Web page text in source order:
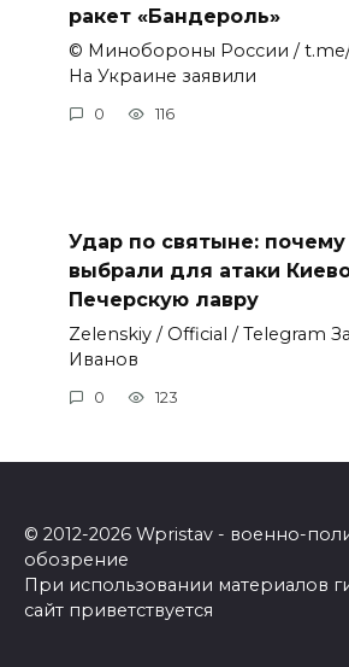
ракет «Бандероль»
© Минобороны России / t.me/
На Украине заявили
0 116
Удар по святыне:
выбрали для атаки
Печерскую лавру
Zеlеnskiу / Оfficiаl / Telegram
Иванов
0 123
© 2012-2026 Wpristav - военно-
обозрение
При использовании материалов
сайт приветствуется